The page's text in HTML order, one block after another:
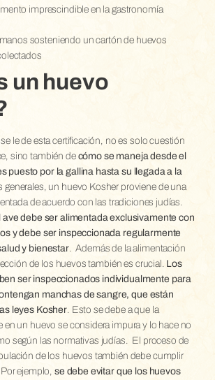
imprescindible en la gastronomía
un huevo
le de esta certificación, no es solo cuestión
sino también decómo se maneja desde el
puesto por la gallina hasta su llegada a la
generales, un huevo Kosher proviene de una
de acuerdo con las tradiciones judías.
ave debe ser alimentada exclusivamente con
y debe ser inspeccionada regularmente
y bienestar.
Además de la alimentación
de los huevos también es crucial. Los
ser inspeccionados individualmente para
manchas de sangre, que están
leyes Kosher. Esto se debe a que la
en un huevo se considera impura y lo hace no
según las normativas judías.
El proceso de
de los huevos también debe cumplir
ejemplo, se debe evitar que los huevos